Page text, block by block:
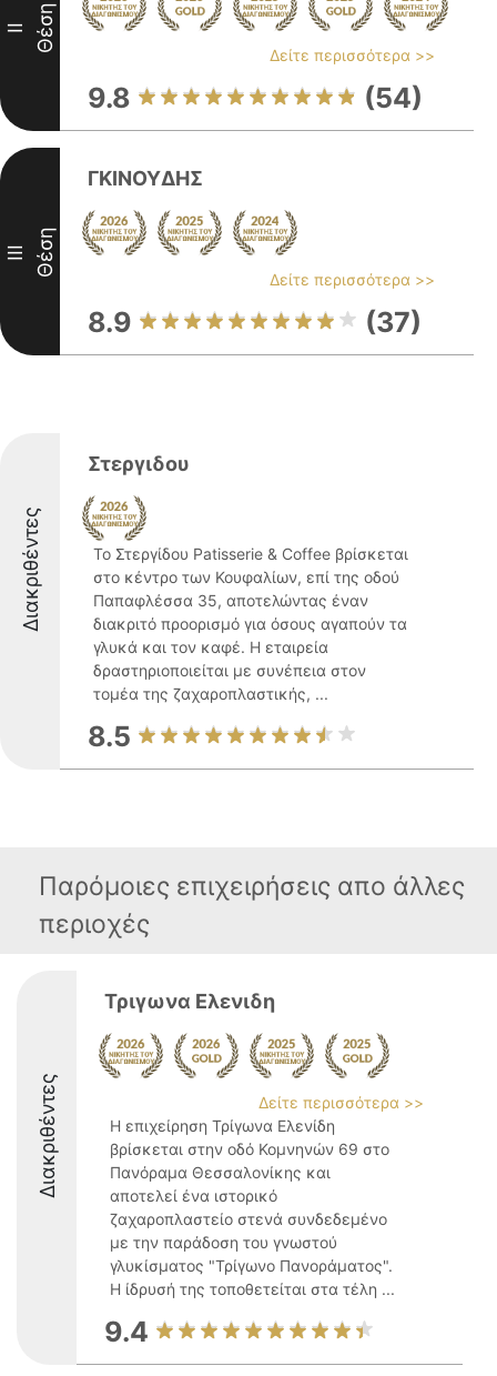
II Θέση
Δείτε περισσότερα >>
9.8 (54)
III Θέση
ΓΚΙΝΟΥΔΗΣ
Δείτε περισσότερα >>
8.9 (37)
Διακριθέντες
Στεργιδου
Το Στεργίδου Patisserie & Coffee βρίσκεται
στο κέντρο των Κουφαλίων, επί της οδού
Παπαφλέσσα 35, αποτελώντας έναν
διακριτό προορισμό για όσους αγαπούν τα
γλυκά και τον καφέ. Η εταιρεία
δραστηριοποιείται με συνέπεια στον
τομέα της ζαχαροπλαστικής, ...
8.5
Παρόμοιες επιχειρήσεις απο άλλες
περιοχές
Διακριθέντες
Τριγωνα Ελενιδη
Δείτε περισσότερα >>
Η επιχείρηση Τρίγωνα Ελενίδη
βρίσκεται στην οδό Κομνηνών 69 στο
Πανόραμα Θεσσαλονίκης και
αποτελεί ένα ιστορικό
ζαχαροπλαστείο στενά συνδεδεμένο
με την παράδοση του γνωστού
γλυκίσματος "Τρίγωνο Πανοράματος".
Η ίδρυσή της τοποθετείται στα τέλη ...
9.4